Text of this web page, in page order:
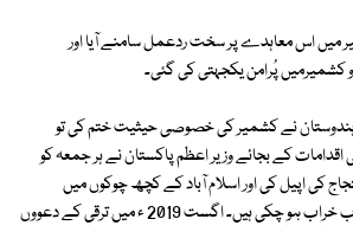
میں اس معاہدے پر سخت ردعمل سامنے آیا اور
پُرامن یکجہتی کی گئی۔
ء کو جب ہندوستان نے کشمیر کی خصوصی حیثیت ختم کی تو
کے بجائے وزیر اعظم پاکستان نے ہر جمعہ کو
کی اپیل کی اور اسلام آباد کے کچھ چوکوں میں
گھڑیاں نصب کی گئیں جو اب خراب ہو چکی ہیں۔ اگست 2019 ء میں ترقی کے دعووں